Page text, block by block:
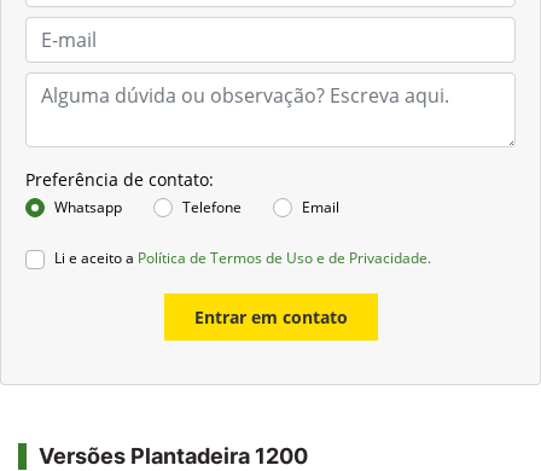
Preferência de contato:
Whatsapp Telefone Email
Li e aceito a Política de Termos de Uso e de Privacidade.
Entrar em contato
Versões Plantadeira 1200